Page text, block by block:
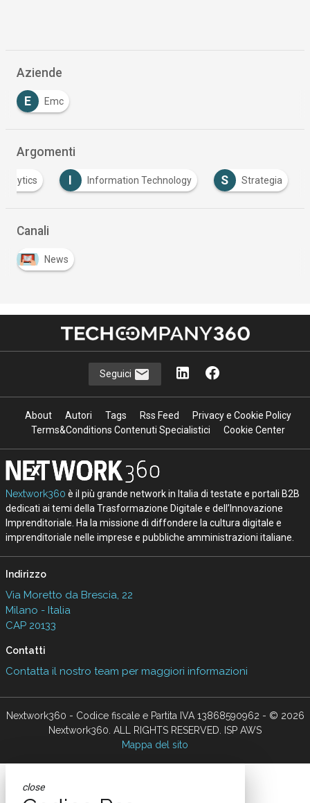
Aziende
E Emc
Argomenti
I Information Technology S Strategia
Canali
News
Seguici
About Autori Tags Rss Feed
Privacy e Cookie Policy
Terms&Conditions Contenuti Specialistici
Cookie Center
Nextwork360 è il più grande network in Italia di testate e portali B2B
dedicati ai temi della Trasformazione Digitale e dell’Innovazione
Imprenditoriale. Ha la missione di diffondere la cultura digitale e
imprenditoriale nelle imprese e pubbliche amministrazioni italiane.
Indirizzo
Via Moretto da Brescia, 22
Milano - Italia
CAP 20133
Contatti
Contatta il nostro team per maggiori informazioni
Nextwork360 - Codice fiscale e Partita IVA 13868590962 - © 2026
Nextwork360. ALL RIGHTS RESERVED. ISP AWS
Mappa del sito
close